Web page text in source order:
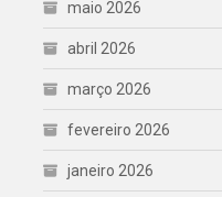
maio 2026
abril 2026
março 2026
fevereiro 2026
janeiro 2026